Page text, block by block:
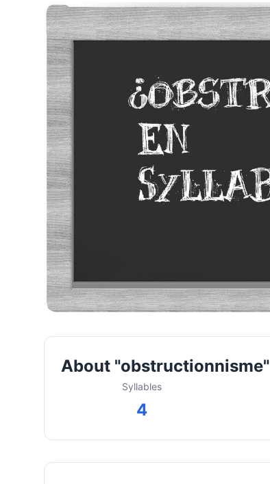
About "obstructionnisme"
Syllables
4